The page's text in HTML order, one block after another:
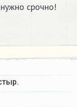
срочно!